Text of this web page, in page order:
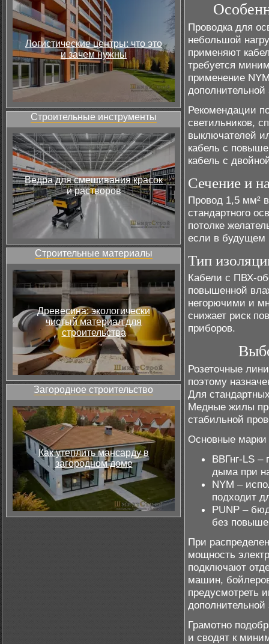
Логистические центры: что это
и зачем нужны
Строительные инструменты
Ведра для смешивания красок
и растворов
Строительные материалы
Древесина: экологически
чистый материал для
строительства
Загородное строительство
Как утеплить мансарду в
загородном доме
Проводка для
небольшой
применяют
требуется
применение
Рекомендации
светильников,
выключателей
кабель с
кабель с
Сечение и
Провод 1,5 мм²
стандартного
потолке
если в будущем
Тип
Кабели с ПВХ-
повышенной
негорючими и
снижает риск
приборов.
Розеточные
поэтому
Для
Медные жилы
стабильной
Основные марки
ВВГнг-LS –
дыма при
NYM –
подходит
PUNP –
без
При
мощность
подключают
машин,
предусмотреть
Грамотно
и сводят к